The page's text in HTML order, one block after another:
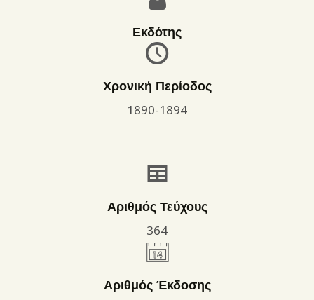
Εκδότης
Χρονική Περίοδος
1890-1894
Αριθμός Τεύχους
364
Αριθμός Έκδοσης